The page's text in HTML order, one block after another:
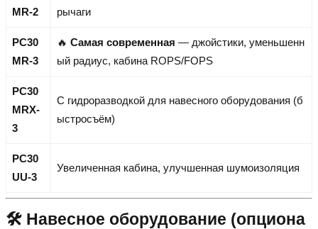
MR-2
рычаги
PC30
MR-3
🔥 Самая современная — джойстики, уменьшенн
ый радиус, кабина ROPS/FOPS
PC30
MRX-
3
С гидроразводкой для навесного оборудования (б
ыстросъём)
PC30
UU-3
Увеличенная кабина, улучшенная шумоизоляция
🛠️ Навесное оборудование (опциона